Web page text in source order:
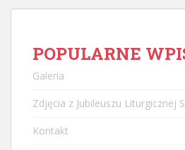
POPULARNE
Galeria
Zdjęcia z Jubileuszu Liturgicznej
Kontakt